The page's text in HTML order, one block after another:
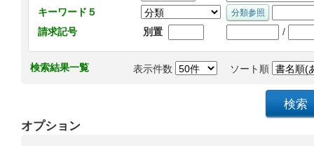
キーワード５
請求記号
別置 /
検索結果一覧 表示件数 ソート順
オプション